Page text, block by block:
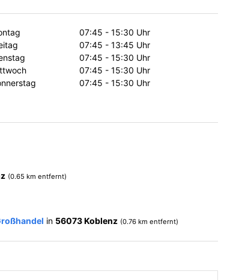
07:45 - 15:30 Uhr
07:45 - 13:45 Uhr
07:45 - 15:30 Uhr
07:45 - 15:30 Uhr
07:45 - 15:30 Uhr
(0.65 km entfernt)
in 56073 Koblenz (0.76 km entfernt)